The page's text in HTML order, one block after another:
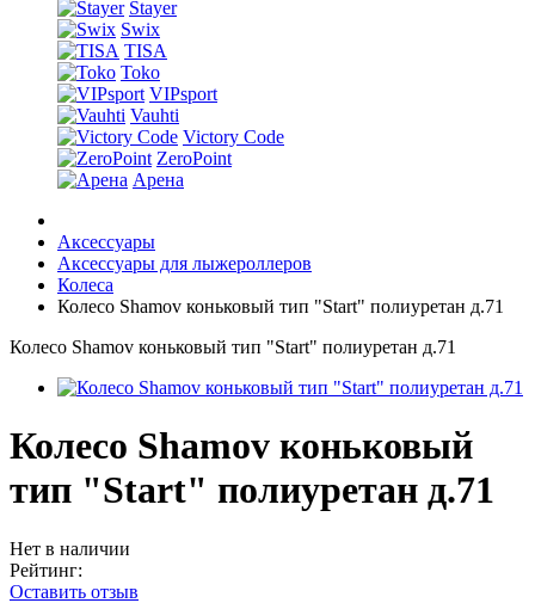
Stayer
Swix
TISA
Toko
VIPsport
Vauhti
Victory Code
ZeroPoint
Арена
Аксессуары
Аксессуары для лыжероллеров
Колеса
Колесо Shamov коньковый тип "Start" полиуретан д.71
Колесо Shamov коньковый тип "Start" полиуретан д.71
Колесо Shamov коньковый
тип "Start" полиуретан д.71
Нет в наличии
Рейтинг:
Оставить отзыв